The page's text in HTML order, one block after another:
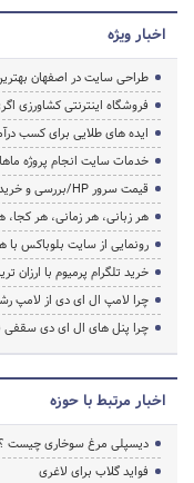
اخبار ویژه
طراحی سایت در اصفهان
فروشگاه اینترنتی کشاورزی
ایده های طلایی برای کسب
خدمات سایت انجام پروژه
قیمت سرور HP/بررسی و خرید سرور اچ پی
هر زبانی، هر زمانی، هر کجا،
رونمایی از سایت بلوباکس
خرید تلگرام پرمیوم با ارزان
چرا لامپ ال ای دی از لامپ
چرا پنل های ال ای دی سقفی
اخبار مرتبط با حوزه
دیسپلی مرغ سوخاری چیست ؟
فواید گلاب برای لاغری